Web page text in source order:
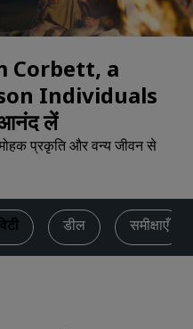
Corbett, a
Individuals
आनंद लें
प्रकृति और वन्य जीवन से
डील समीक्षाएँ